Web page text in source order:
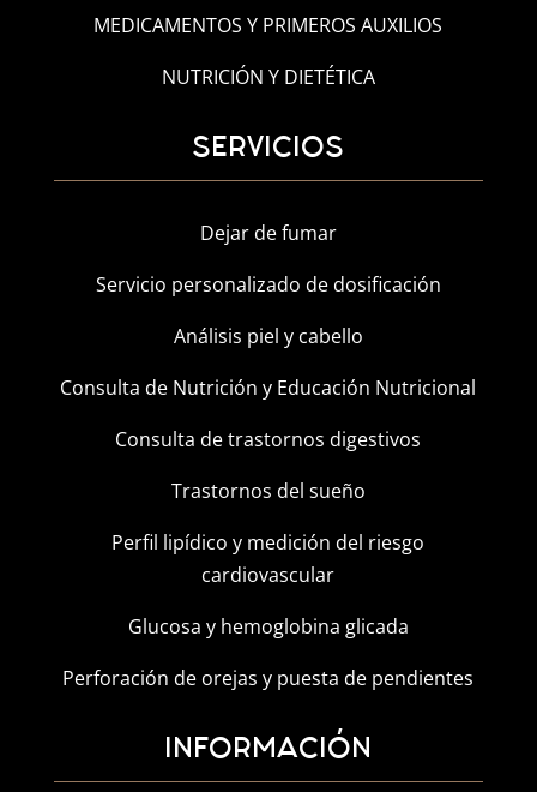
MEDICAMENTOS Y PRIMEROS AUXILIOS
NUTRICIÓN Y DIETÉTICA
SERVICIOS
Dejar de fumar
Servicio personalizado de dosificación
Análisis piel y cabello
Consulta de Nutrición y Educación Nutricional
Consulta de trastornos digestivos
Trastornos del sueño
Perfil lipídico y medición del riesgo
cardiovascular
Glucosa y hemoglobina glicada
Perforación de orejas y puesta de pendientes
INFORMACIÓN